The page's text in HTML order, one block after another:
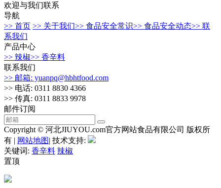
欢迎与我们联系
导航
>> 首页 >> 关于我们>> 食品安全常识>> 食品安全动态>> 联
系我们
产品中心
>> 辣椒>> 香辛料
联系我们
>> 邮箱: yuanpq@hbhtfood.com
>> 电话: 0311 8830 4366
>> 传真: 0311 8833 9978
邮件订阅
Copyright © 河北JIUYOU.com官方网站食品有限公司 版权所
有 | 网站地图| 技术支持:
关键词: 香辛料 辣椒
置顶